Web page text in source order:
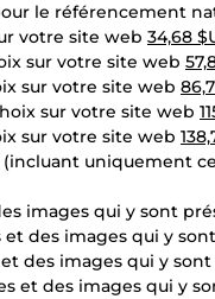
le référencement
votre site web 34,68
sur votre site web
sur votre site web
sur votre site web
sur votre site web
uniquement
images qui y sont
des images qui y
des images qui y
et des images qui y